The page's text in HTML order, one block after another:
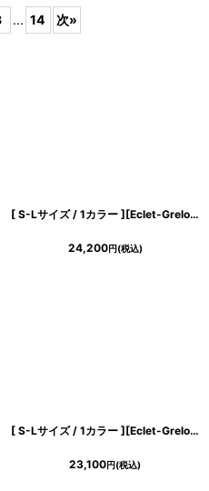
... 14 次»
[ S-Lサイズ / 1カラー ][Eclet-Grelot by RiNFARRE]グリーン・切替・アシンメトリー・ベア・シフォン・ノースリーブ・ロングドレス・エクラグレロ [薗田杏奈着用][送料無料]
24,200円(税込)
[ S-Lサイズ / 1カラー ][Eclet-Grelot by RiNFARRE]ホワイト・サテン・ドレープネック・リボン・タック・マーメイド・ノースリーブ・ミディアムドレス・エクラグレロ [奈月セナ着用][送料無料]
23,100円(税込)